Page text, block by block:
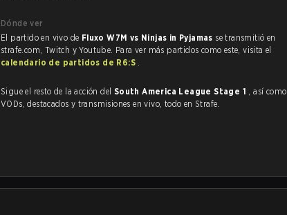
Dónde ver
El partido en vivo de Fluxo W7M vs Ninjas in Pyjamas se transmitió en
strafe.com, Twitch y Youtube. Para ver más partidos como este, visita el
calendario de partidos de R6:S .
Sigue el resto de la acción del South America League Stage 1 , así como
VODs, destacados y transmisiones en vivo, todo en Strafe.